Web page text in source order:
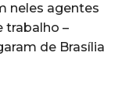
neles agentes
trabalho –
de Brasília